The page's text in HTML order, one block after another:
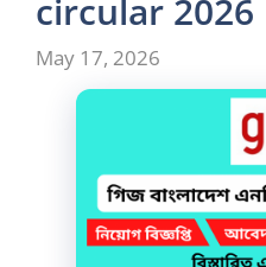
circular 2026
May 17, 2026